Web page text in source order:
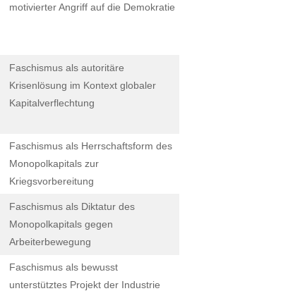
motivierter Angriff auf die Demokratie
Faschismus als autoritäre
Krisenlösung im Kontext globaler
Kapitalverflechtung
Faschismus als Herrschaftsform des
Monopolkapitals zur
Kriegsvorbereitung
Faschismus als Diktatur des
Monopolkapitals gegen
Arbeiterbewegung
Faschismus als bewusst
unterstütztes Projekt der Industrie